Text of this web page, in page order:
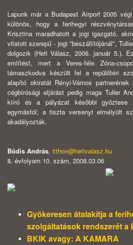
Lapunk már a Budapest Airport 2005
különös, hogy a ferihegyi
Krisztina maradhatott a jogi igazgató,
vitatott szerepű - jogi "beszállítójánál",
dolgozik (Heti Válasz, 2006. január 5.).
említést, mert a Veres-féle Zóna-
támaszkodva készült fel a repülőtéri
alapító okiratát Rényi-Vámos
cégbírósági eljárást pedig maga Tuller
kiíró és a pályázat későbbi győztese
egymástól; a tiszta versenyt elmélyült
akadályozták.
Bódis András, itthon@hetivalasz.hu
8. évfolyam 10. szám, 2008.03.06
Gyökeresen átalakítja a
szolgáltatások rendszerét a
BKIK avagy: A KAMARA